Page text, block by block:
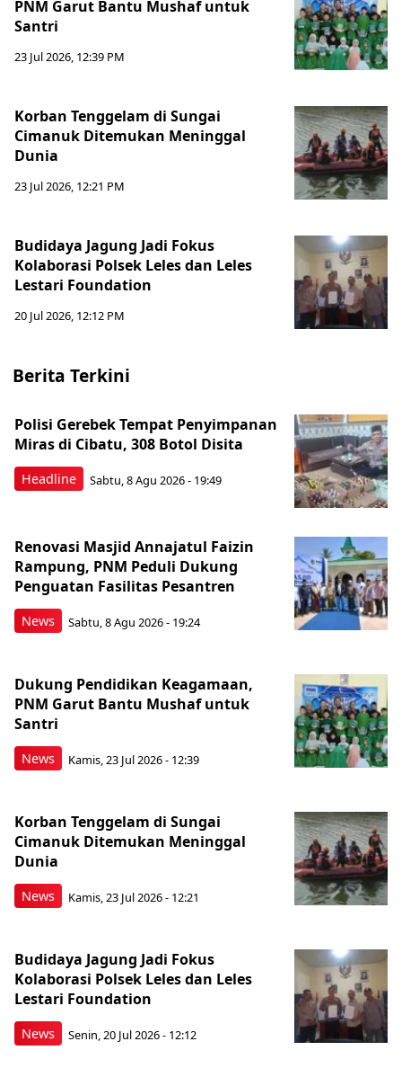
PNM Garut Bantu Mushaf untuk
Santri
23 Jul 2026, 12:39 PM
Korban Tenggelam di Sungai
Cimanuk Ditemukan Meninggal
Dunia
23 Jul 2026, 12:21 PM
Budidaya Jagung Jadi Fokus
Kolaborasi Polsek Leles dan Leles
Lestari Foundation
20 Jul 2026, 12:12 PM
Berita Terkini
Headline
Polisi Gerebek Tempat Penyimpanan
Miras di Cibatu, 308 Botol Disita
Sabtu, 8 Agu 2026 - 19:49
News
Renovasi Masjid Annajatul Faizin
Rampung, PNM Peduli Dukung
Penguatan Fasilitas Pesantren
Sabtu, 8 Agu 2026 - 19:24
News
Dukung Pendidikan Keagamaan,
PNM Garut Bantu Mushaf untuk
Santri
Kamis, 23 Jul 2026 - 12:39
News
Korban Tenggelam di Sungai
Cimanuk Ditemukan Meninggal
Dunia
Kamis, 23 Jul 2026 - 12:21
News
Budidaya Jagung Jadi Fokus
Kolaborasi Polsek Leles dan Leles
Lestari Foundation
Senin, 20 Jul 2026 - 12:12